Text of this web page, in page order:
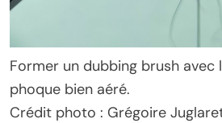
Former un dubbing brush avec
phoque bien aéré.
Crédit photo : Grégoire